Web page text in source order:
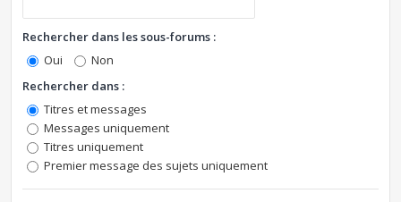
Rechercher dans les sous-forums :
Oui
Non
Rechercher dans :
Titres et messages
Messages uniquement
Titres uniquement
Premier message des sujets uniquement